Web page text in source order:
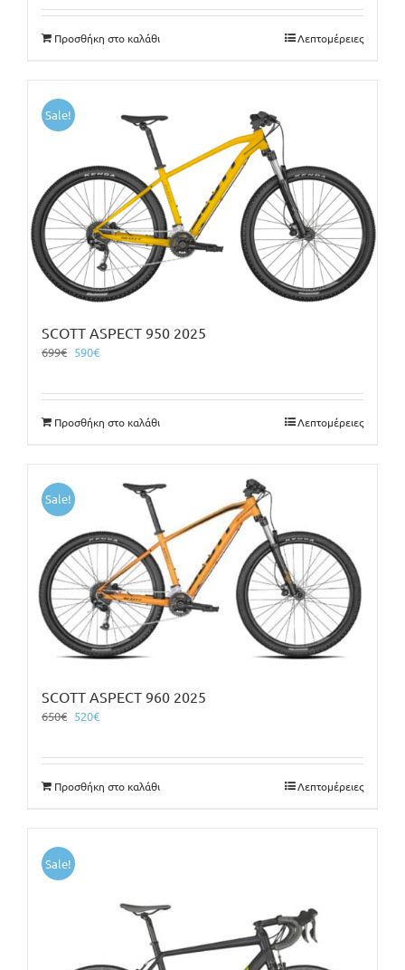
550€.είναι:
450€.
Προσθήκη στο καλάθι Λεπτομέρειες
Sale!
SCOTT ASPECT 950 2025
699€ Original
699€.
590€Η
είναι:
590€.
Προσθήκη στο καλάθι Λεπτομέρειες
Sale!
SCOTT ASPECT 960 2025
650€ Original
520€Η
520€.
Προσθήκη στο καλάθι Λεπτομέρειες
Sale!